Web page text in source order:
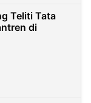
Teliti Tata
di